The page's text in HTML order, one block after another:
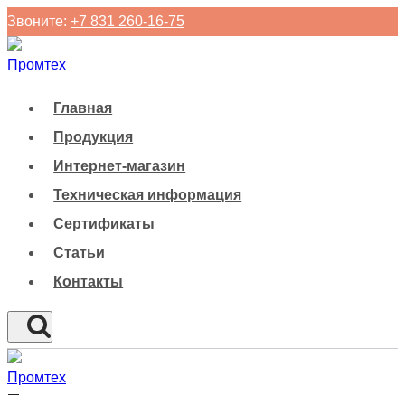
Перейти
к
Звоните: +7 831 260-16-75
Главная
Продукция
Интернет-магазин
Техническая информация
Сертификаты
Статьи
Контакты